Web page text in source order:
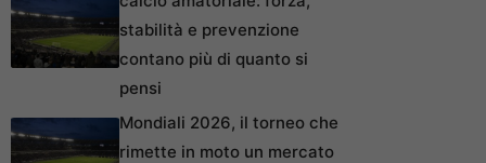
stabilità e prevenzione
contano più di quanto si
pensi
Mondiali 2026, il torneo che
rimette in moto un mercato